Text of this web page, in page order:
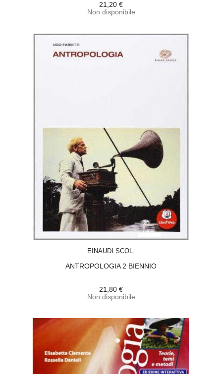
21,20 €
Non disponibile
EINAUDI SCOL.
ANTROPOLOGIA 2 BIENNIO
21,80 €
Non disponibile